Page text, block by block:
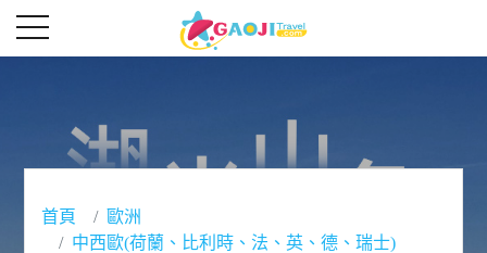
首頁
歐洲
中西歐(荷蘭、比利時、法、英、德、瑞士)